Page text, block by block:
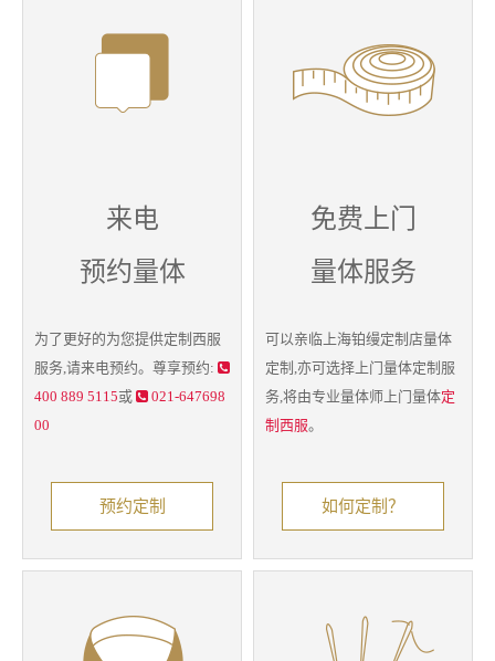
来电
预约量体
为了更好的为您提供定制西服
服务,请来电预约。尊享预约:
400 889 5115或
021-647698
00
预约定制
免费上门
量体服务
可以亲临上海铂缦定制店量体
定制,亦可选择上门 量体定制 服
务,将由专业量体师上门量体定
制西服。
如何定制？